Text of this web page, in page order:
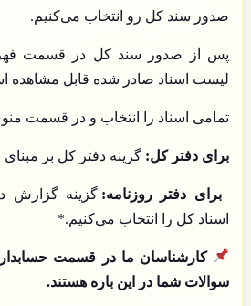
صدور سند کل رو انتخاب می‌کنیم.
پس از صدور سند کل در قسمت
لیست اسناد صادر شده قابل مشاهده
تمامی اسناد را انتخاب و در قسمت
برای دفتر کل: گزینه دفتر کل بر مبنای
برای دفتر روزنامه: گزینه گزارش
اسناد کل را انتخاب می‌کنیم.*
کارشناسان ما در قسمت
سوالات شما در این باره هستند.